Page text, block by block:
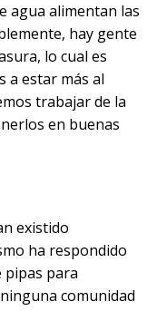
agua alimentan las
hay gente
lo cual es
a estar más al
trabajar de la
en buenas
existido
ha respondido
pipas para
comunidad